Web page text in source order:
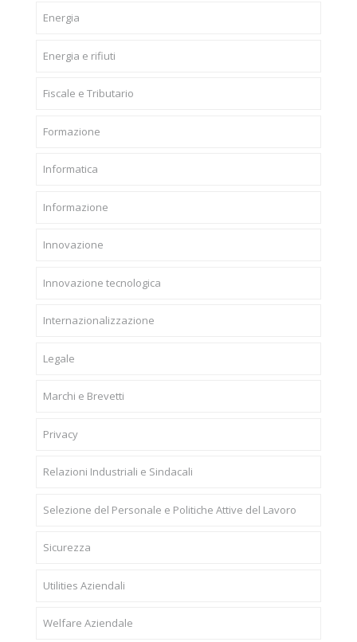
Energia
Energia e rifiuti
Fiscale e Tributario
Formazione
Informatica
Informazione
Innovazione
Innovazione tecnologica
Internazionalizzazione
Legale
Marchi e Brevetti
Privacy
Relazioni Industriali e Sindacali
Selezione del Personale e Politiche Attive del Lavoro
Sicurezza
Utilities Aziendali
Welfare Aziendale